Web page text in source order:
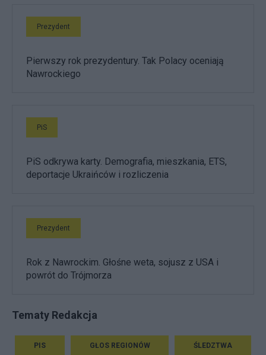
Prezydent
Pierwszy rok prezydentury. Tak Polacy oceniają
Nawrockiego
PiS
PiS odkrywa karty. Demografia, mieszkania, ETS,
deportacje Ukraińców i rozliczenia
Prezydent
Rok z Nawrockim. Głośne weta, sojusz z USA i
powrót do Trójmorza
Tematy Redakcja
PIS GŁOS REGIONÓW ŚLEDZTWA